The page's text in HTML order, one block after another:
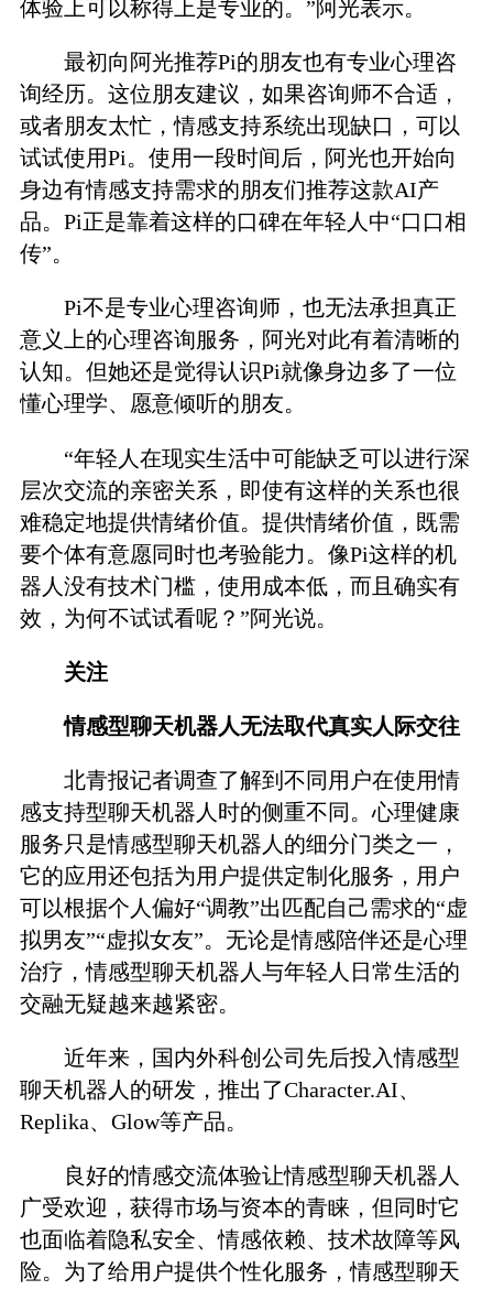
体验上可以称得上是专业的。”阿光表示。
最初向阿光推荐Pi的朋友也有专业心理咨
询经历。这位朋友建议，如果咨询师不合适，
或者朋友太忙，情感支持系统出现缺口，可以
试试使用Pi。使用一段时间后，阿光也开始向
身边有情感支持需求的朋友们推荐这款AI产
品。Pi正是靠着这样的口碑在年轻人中“口口相
传”。
Pi不是专业心理咨询师，也无法承担真正
意义上的心理咨询服务，阿光对此有着清晰的
认知。但她还是觉得认识Pi就像身边多了一位
懂心理学、愿意倾听的朋友。
“年轻人在现实生活中可能缺乏可以进行深
层次交流的亲密关系，即使有这样的关系也很
难稳定地提供情绪价值。提供情绪价值，既需
要个体有意愿同时也考验能力。像Pi这样的机
器人没有技术门槛，使用成本低，而且确实有
效，为何不试试看呢？”阿光说。
关注
情感型聊天机器人无法取代真实人际交往
北青报记者调查了解到不同用户在使用情
感支持型聊天机器人时的侧重不同。心理健康
服务只是情感型聊天机器人的细分门类之一，
它的应用还包括为用户提供定制化服务，用户
可以根据个人偏好“调教”出匹配自己需求的“虚
拟男友”“虚拟女友”。无论是情感陪伴还是心理
治疗，情感型聊天机器人与年轻人日常生活的
交融无疑越来越紧密。
近年来，国内外科创公司先后投入情感型
聊天机器人的研发，推出了Character.AI、
Replika、Glow等产品。
良好的情感交流体验让情感型聊天机器人
广受欢迎，获得市场与资本的青睐，但同时它
也面临着隐私安全、情感依赖、技术故障等风
险。为了给用户提供个性化服务，情感型聊天